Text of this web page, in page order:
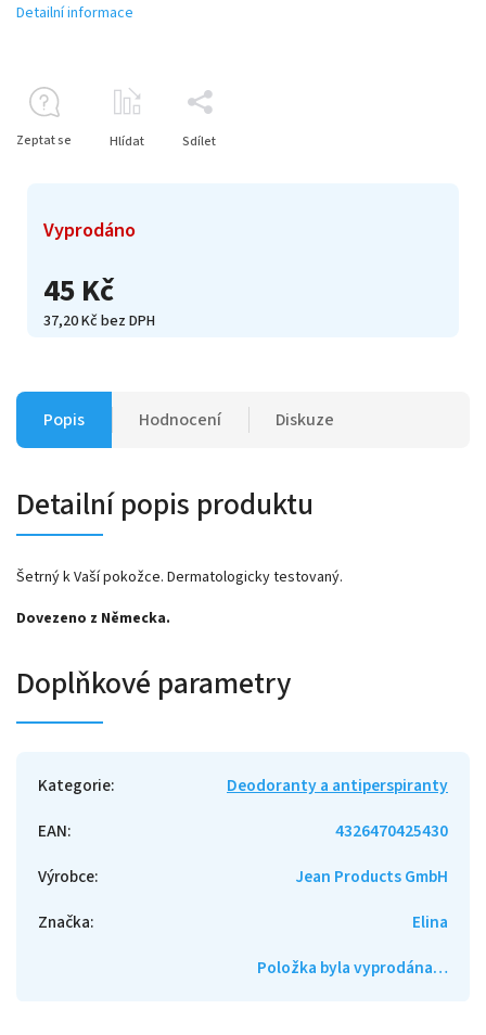
45 Kč
37,20 Kč bez DPH
Vyprodáno
Detailní informace
Zeptat se Hlídat Sdílet
Popis Hodnocení Diskuze
Detailní popis produktu
Šetrný k Vaší pokožce. Dermatologicky testovaný.
Dovezeno z Německa.
Doplňkové parametry
Kategorie:
Deodoranty a antiperspiranty
EAN:
4326470425430
Výrobce:
Jean Products GmbH
Značka:
Elina
Položka byla vyprodána…